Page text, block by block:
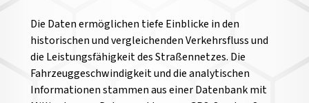
Die Daten ermöglichen tiefe Einblicke in den
historischen und vergleichenden Verkehrsfluss und
die Leistungsfähigkeit des Straßennetzes. Die
Fahrzeuggeschwindigkeit und die analytischen
Informationen stammen aus einer Datenbank mit